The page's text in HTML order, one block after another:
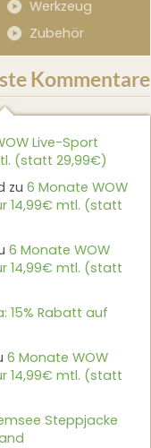
Werkzeug
Zubehör
Kommentare
Live-Sport
(statt 29,99€)
zu 6 Monate WOW
14,99€ mtl. (statt
6 Monate WOW
14,99€ mtl. (statt
15% Rabatt auf
6 Monate WOW
14,99€ mtl. (statt
Steppjacke